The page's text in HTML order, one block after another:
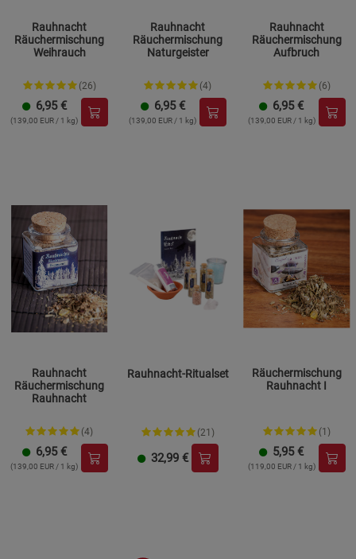
Rauhnacht
Räuchermischung
Weihrauch
(26)
6,95 €
(139,00 EUR / 1 kg)
Rauhnacht
Räuchermischung
Naturgeister
(4)
6,95 €
(139,00 EUR / 1 kg)
Rauhnacht
Räuchermischung
Aufbruch
(6)
6,95 €
(139,00 EUR / 1 kg)
Rauhnacht
Räuchermischung
Rauhnacht
(4)
6,95 €
(139,00 EUR / 1 kg)
Rauhnacht-Ritualset
(21)
32,99 €
Räuchermischung
Rauhnacht I
(1)
5,95 €
(119,00 EUR / 1 kg)